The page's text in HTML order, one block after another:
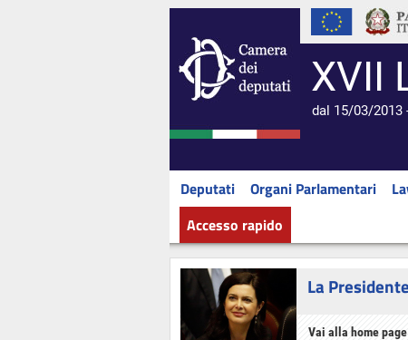
XVII
dal 15/03/2013
Deputati Organi Parlamentari
Accesso rapido
La Presidente
Vai alla home